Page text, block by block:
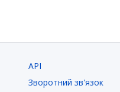
API
Зворотний зв'язок